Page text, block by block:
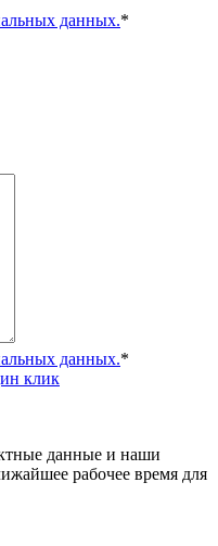
данных.*
данных.*
клик
данные и наши
рабочее время для